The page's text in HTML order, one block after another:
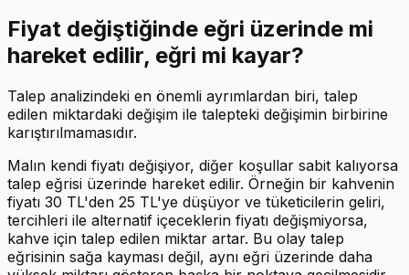
Fiyat değiştiğinde eğri üzerinde mi
hareket edilir, eğri mi kayar?
Talep analizindeki en önemli ayrımlardan biri, talep
edilen miktardaki değişim ile talepteki değişimin birbirine
karıştırılmamasıdır.
Malın kendi fiyatı değişiyor, diğer koşullar sabit kalıyorsa
talep eğrisi üzerinde hareket edilir. Örneğin bir kahvenin
fiyatı 30 TL'den 25 TL'ye düşüyor ve tüketicilerin geliri,
tercihleri ile alternatif içeceklerin fiyatı değişmiyorsa,
kahve için talep edilen miktar artar. Bu olay talep
eğrisinin sağa kayması değil, aynı eğri üzerinde daha